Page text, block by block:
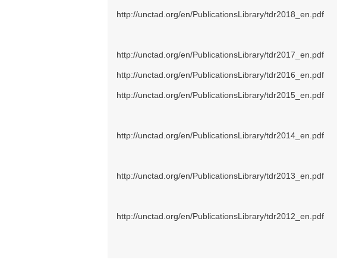
http://unctad.org/en/PublicationsLibrary/tdr2018_en.pdf
http://unctad.org/en/PublicationsLibrary/tdr2017_en.pdf
http://unctad.org/en/PublicationsLibrary/tdr2016_en.pdf
http://unctad.org/en/PublicationsLibrary/tdr2015_en.pdf
http://unctad.org/en/PublicationsLibrary/tdr2014_en.pdf
http://unctad.org/en/PublicationsLibrary/tdr2013_en.pdf
http://unctad.org/en/PublicationsLibrary/tdr2012_en.pdf